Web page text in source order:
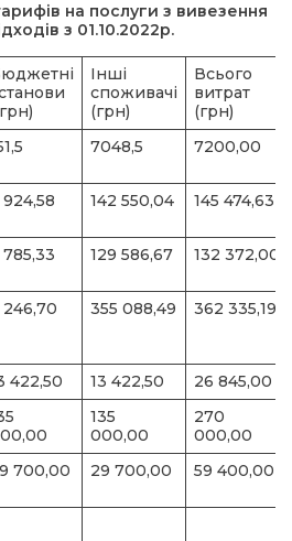
на послуги з вивезення
з 01.10.2022р.
Інші
споживачі
(грн)
Всього
витрат
(грн)
7048,5 7200,00
924,58 142 550,04 145 474,63
785,33 129 586,67 132 372,00
246,70 355 088,49 362 335,19
422,50 13 422,50
26 845,00
135
000,00
270
000,00
700,00 29 700,00 59 400,00